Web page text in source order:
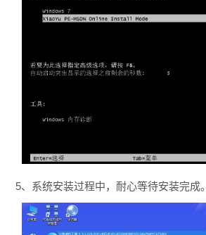
5、系统安装过程中，耐心等待安装完成。